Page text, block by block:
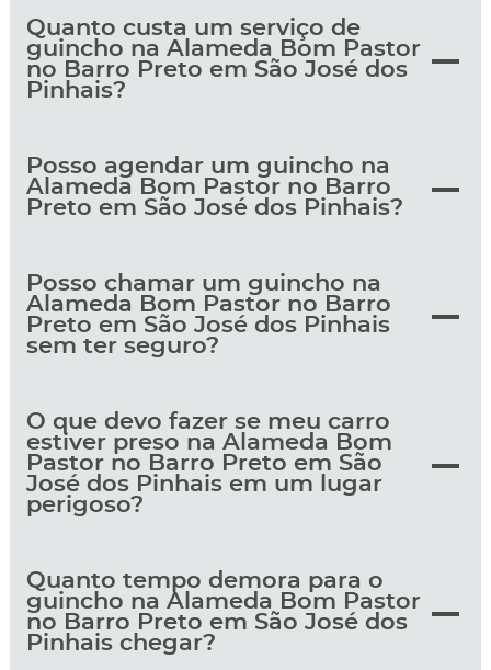
Quanto custa um serviço de
guincho na Alameda Bom Pastor
no Barro Preto em São José dos
Pinhais?
Posso agendar um guincho na
Alameda Bom Pastor no Barro
Preto em São José dos Pinhais?
Posso chamar um guincho na
Alameda Bom Pastor no Barro
Preto em São José dos Pinhais
sem ter seguro?
O que devo fazer se meu carro
estiver preso na Alameda Bom
Pastor no Barro Preto em São
José dos Pinhais em um lugar
perigoso?
Quanto tempo demora para o
guincho na Alameda Bom Pastor
no Barro Preto em São José dos
Pinhais chegar?